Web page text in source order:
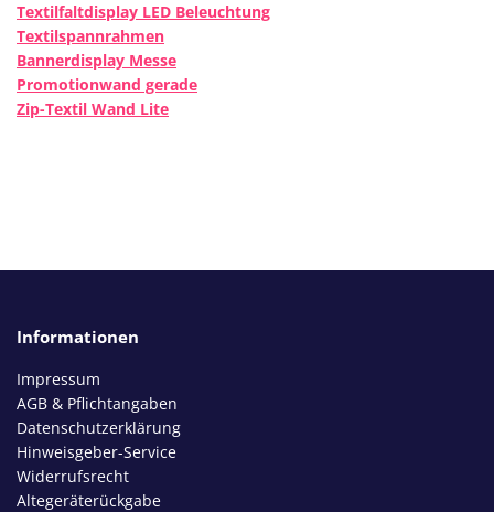
Textilfaltdisplay LED Beleuchtung
Textilspannrahmen
Bannerdisplay Messe
Promotionwand gerade
Zip-Textil Wand Lite
Informationen
Impressum
AGB & Pflichtangaben
Datenschutzerklärung
Hinweisgeber-Service
Widerrufsrecht
Altegeräterückgabe